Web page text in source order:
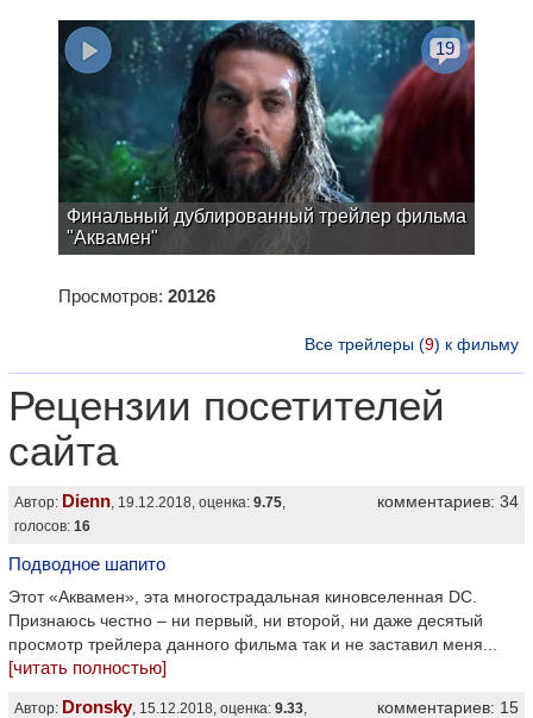
Финальный дублированный трейлер фильма
"Аквамен"
19
Просмотров: 20126
Все трейлеры (9) к фильму
Рецензии посетителей
сайта
Автор: Dienn , 19.12.2018, оценка: 9.75
голосов: 16
комментариев: 34
Подводное шапито
Этот «Аквамен», эта многострадальная киновселенная DC.
Признаюсь честно – ни первый, ни второй, ни даже десятый
просмотр трейлера данного фильма так и не заставил меня...
[читать полностью]
Автор: Dronsky , 15.12.2018, оценка: 9.33 комментариев: 15